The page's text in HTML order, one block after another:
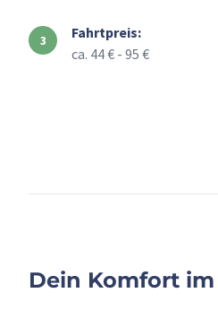
Fahrtpreis:
ca. 44 € - 95 €
Dein Komfort